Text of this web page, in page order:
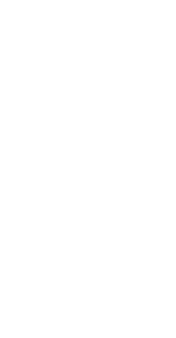
，請填妥